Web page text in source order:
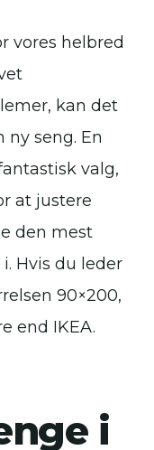
vores helbred
kan det
seng. En
valg,
at justere
den mest
Hvis du leder
90×200,
end IKEA.
i